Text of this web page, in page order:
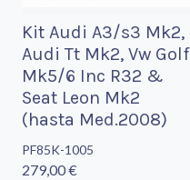
Kit Audi A3/s3 Mk2,
Audi Tt Mk2, Vw Golf
Mk5/6 Inc R32 &
Seat Leon Mk2
(hasta Med.2008)
PF85K-1005
279,00 €